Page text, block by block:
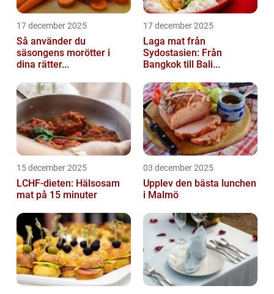
17 december 2025
Så använder du
säsongens morötter i
dina rätter...
17 december 2025
Laga mat från
Sydostasien: Från
Bangkok till Bali...
15 december 2025
LCHF-dieten: Hälsosam
mat på 15 minuter
03 december 2025
Upplev den bästa lunchen
i Malmö